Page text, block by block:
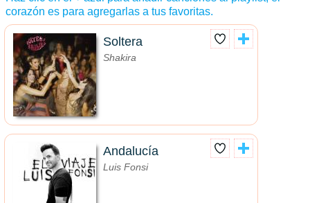
corazón es para agregarlas a tus favoritas.
Soltera
Shakira
Andalucía
Luis Fonsi